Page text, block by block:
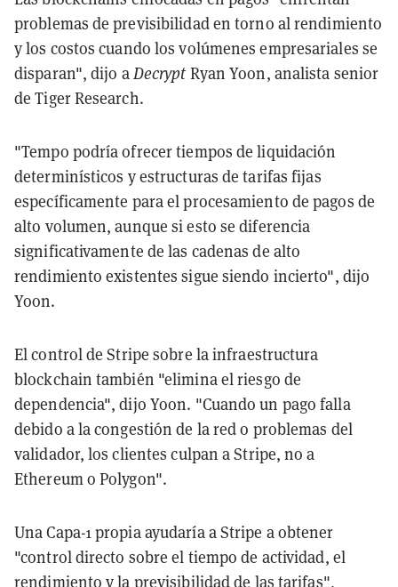
problemas de previsibilidad en torno al rendimiento
y los costos cuando los volúmenes empresariales se
disparan", dijo a Decrypt Ryan Yoon, analista senior
de Tiger Research.
"Tempo podría ofrecer tiempos de liquidación
determinísticos y estructuras de tarifas fijas
específicamente para el procesamiento de pagos de
alto volumen, aunque si esto se diferencia
significativamente de las cadenas de alto
rendimiento existentes sigue siendo incierto", dijo
Yoon.
El control de Stripe sobre la infraestructura
blockchain también "elimina el riesgo de
dependencia", dijo Yoon. "Cuando un pago falla
debido a la congestión de la red o problemas del
validador, los clientes culpan a Stripe, no a
Ethereum o Polygon".
Una Capa-1 propia ayudaría a Stripe a obtener
"control directo sobre el tiempo de actividad, el
rendimiento y la previsibilidad de las tarifas",